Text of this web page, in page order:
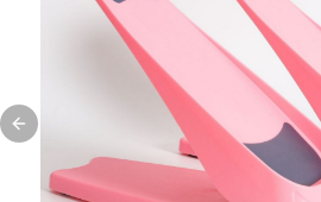
Previous slide